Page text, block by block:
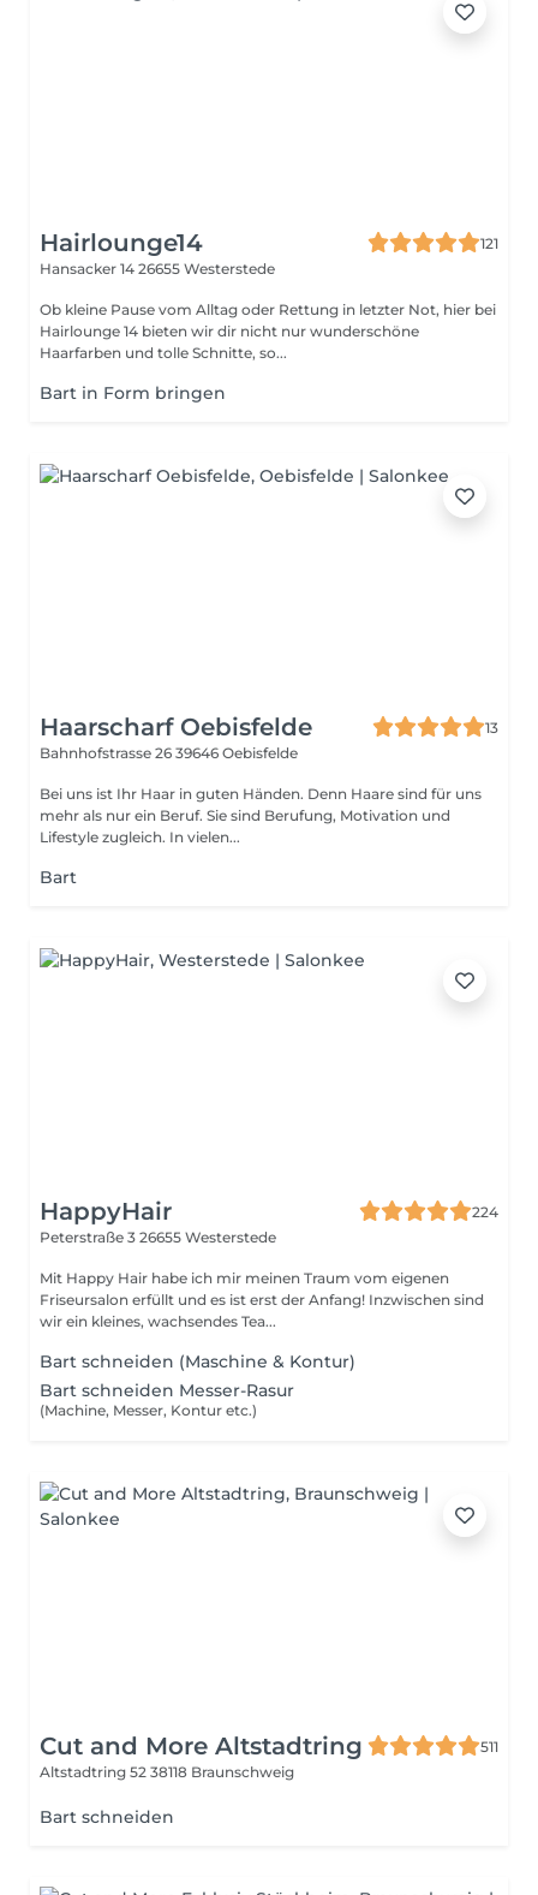
Hairlounge14
121
Hansacker 14 26655 Westerstede
Ob kleine Pause vom Alltag oder Rettung in letzter Not, hier bei
Hairlounge 14 bieten wir dir nicht nur wunderschöne
Haarfarben und tolle Schnitte, so...
Bart in Form bringen
Haarscharf Oebisfelde
13
Bahnhofstrasse 26 39646 Oebisfelde
Bei uns ist Ihr Haar in guten Händen. Denn Haare sind für uns
mehr als nur ein Beruf. Sie sind Berufung, Motivation und
Lifestyle zugleich. In vielen...
Bart
HappyHair
224
Peterstraße 3 26655 Westerstede
Mit Happy Hair habe ich mir meinen Traum vom eigenen
Friseursalon erfüllt und es ist erst der Anfang! Inzwischen sind
wir ein kleines, wachsendes Tea...
Bart schneiden (Maschine & Kontur)
Bart schneiden Messer-Rasur
(Machine, Messer, Kontur etc.)
Cut and More Altstadtring
511
Altstadtring 52 38118 Braunschweig
Bart schneiden